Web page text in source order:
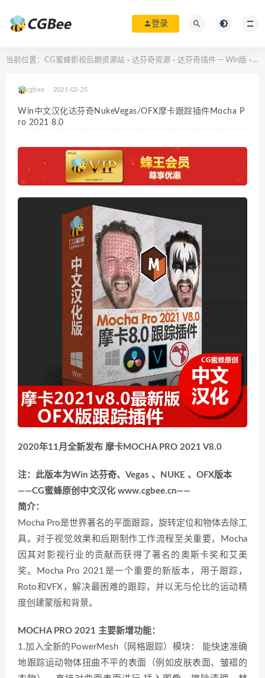
登录
当前位置： CG蜜蜂影视后期资源站 > 达芬奇资源 > 达芬奇插件 — Win版 >
cgbee 2021-02-25
Win中文汉化达芬奇NukeVegas/OFX摩卡跟踪插件Mocha P
ro 2021 8.0
2020年11月全新发布 摩卡MOCHA PRO 2021 V8.0
注：此版本为Win 达芬奇、Vegas 、NUKE 、OFX版本
——CG蜜蜂原创中文汉化 www.cgbee.cn——
简介：
Mocha Pro是世界著名的平面跟踪，旋转定位和物体去除工
具。对于视觉效果和后期制作工作流程至关重要，Mocha
因其对影视行业的贡献而获得了著名的奥斯卡奖和艾美
奖。Mocha Pro 2021是一个重要的新版本，用于跟踪，
Roto和VFX，解决最困难的跟踪，并以无与伦比的运动精
度创建蒙版和背景。
MOCHA PRO 2021 主要新增功能：
1.加入全新的PowerMesh（网格跟踪）模块： 能快速准确
地跟踪运动物体扭曲不平的表面（例如皮肤表面、皱褶的